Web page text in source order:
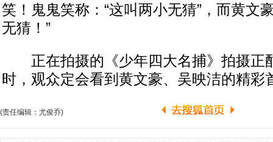
笑！鬼鬼笑称：“这叫两小无猜”，而黄文
无猜！”
正在拍摄的《少年四大名捕》拍摄正
时，观众定会看到黄文豪、吴映洁的精彩
(责任编辑：尤俊乔)